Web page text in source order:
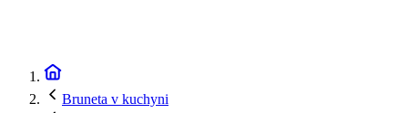
Bruneta v kuchyni